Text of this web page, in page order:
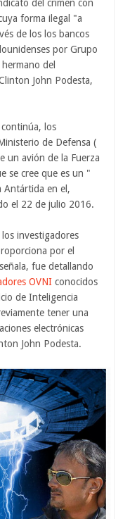
del crimen con
forma ilegal "a
de los los bancos
por Grupo
del
John Podesta,
los
de Defensa (
un avión de la Fuerza
se cree que es un "
Antártida en el,
el 22 de julio 2016.
investigadores
por el
fue detallando
OVNI conocidos
de Inteligencia
tener una
electrónicas
John Podesta.